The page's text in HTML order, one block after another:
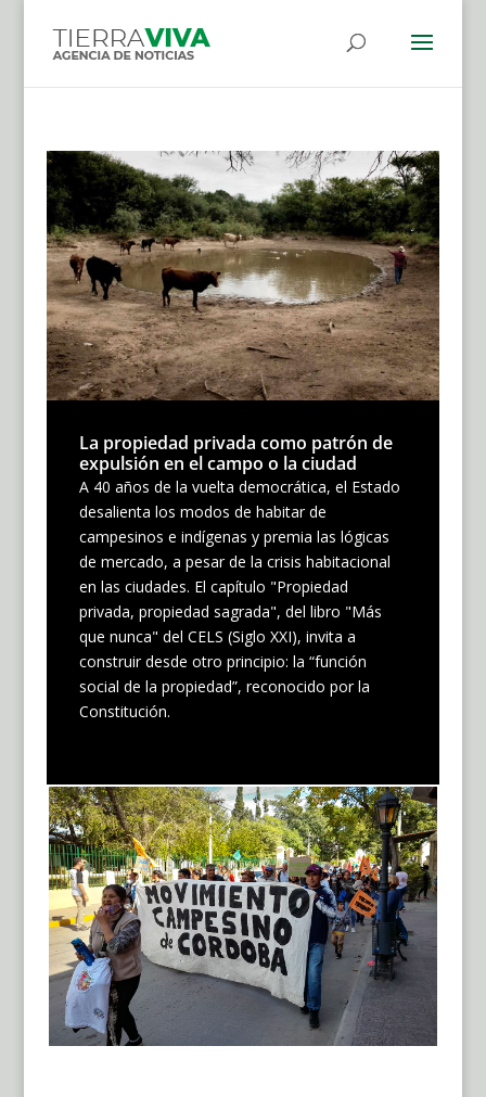
La propiedad privada como patrón de
expulsión en el campo o la ciudad
A 40 años de la vuelta democrática, el Estado
desalienta los modos de habitar de
campesinos e indígenas y premia las lógicas
de mercado, a pesar de la crisis habitacional
en las ciudades. El capítulo "Propiedad
privada, propiedad sagrada", del libro "Más
que nunca" del CELS (Siglo XXI), invita a
construir desde otro principio: la “función
social de la propiedad”, reconocido por la
Constitución.